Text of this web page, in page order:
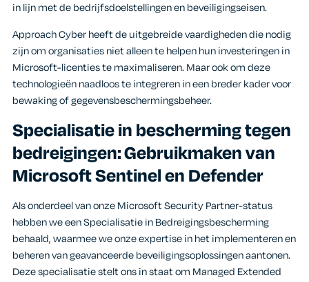
in lijn met de bedrijfsdoelstellingen en beveiligingseisen.
Approach Cyber heeft de uitgebreide vaardigheden die nodig
zijn om organisaties niet alleen te helpen hun investeringen in
Microsoft-licenties te maximaliseren. Maar ook om deze
technologieën naadloos te integreren in een breder kader voor
bewaking of gegevensbeschermingsbeheer.
Specialisatie in bescherming tegen
bedreigingen: Gebruikmaken van
Microsoft Sentinel en Defender
Als onderdeel van onze Microsoft Security Partner-status
hebben we een Specialisatie in Bedreigingsbescherming
behaald, waarmee we onze expertise in het implementeren en
beheren van geavanceerde beveiligingsoplossingen aantonen.
Deze specialisatie stelt ons in staat om Managed Extended